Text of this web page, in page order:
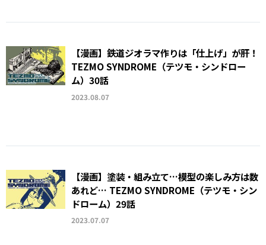
【漫画】鉄道ジオラマ作りは「仕上げ」が肝！
TEZMO SYNDROME（テツモ・シンドロー
ム）30話
2023.08.07
【漫画】塗装・組み立て…模型の楽しみ方は数
あれど… TEZMO SYNDROME（テツモ・シン
ドローム）29話
2023.07.07